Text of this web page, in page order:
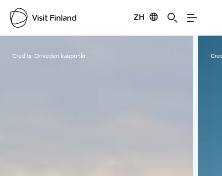
ZH
Credits: Oriveden kaupunki